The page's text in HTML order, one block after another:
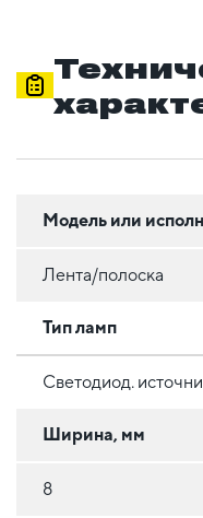
Модель или
Лента/полоска
Тип ламп
Светодиод.
Ширина, мм
8